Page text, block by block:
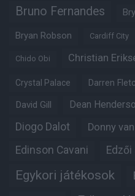
Bruno Fernandes
Bryan Robson Cardiff City
Chido Obi Christian
Crystal Palace Darren
David Gill Dean
Diogo Dalot Donny
Edinson Cavani
Egykori játékosok